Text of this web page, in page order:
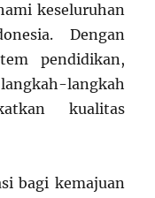
keseluruhan
Dengan
pendidikan,
langkah
kualitas
bagi kemajuan